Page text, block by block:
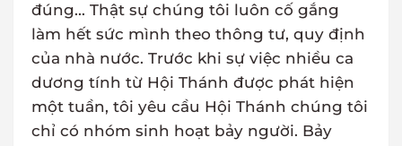
đúng... Thật sự chúng tôi luôn cố gắng
làm hết sức mình theo thông tư, quy định
của nhà nước. Trước khi sự việc nhiều ca
dương tính từ Hội Thánh được phát hiện
một tuần, tôi yêu cầu Hội Thánh chúng tôi
chỉ có nhóm sinh hoạt bảy người. Bảy